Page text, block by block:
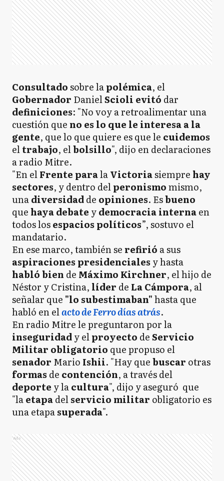
Consultadosobre lapolémica, el
Gobernador DanielScioli evitó dar
definiciones: "No voy a retroalimentar una
cuestión que no es lo que le interesa a la
gente, que lo que quiere es que le cuidemos
eltrabajo, elbolsillo", dijo en declaraciones
a radio Mitre.
"En elFrente paralaVictoriasiempre hay
sectores, y dentro delperonismomismo,
unadiversidadde opiniones. Esbueno
que haya debate ydemocracia internaen
todos losespacios políticos”, sostuvo el
mandatario.
En ese marco, también se refirió a sus
aspiraciones presidenciales y hasta
hablóbien de Máximo Kirchner, el hijo de
Néstor y Cristina, líder de La Cámpora, al
señalar que "lo subestimaban"hasta que
habló en elacto de Ferro días atrás.
En radio Mitre le preguntaron por la
inseguridady elproyecto deServicio
Militar obligatorio que propuso el
senador Mario Ishii. "Hay quebuscar otras
formas de contención, a través del
deporte y lacultura", dijo y aseguró que
"laetapadelservicio militar obligatorio es
una etapasuperada".
Ads